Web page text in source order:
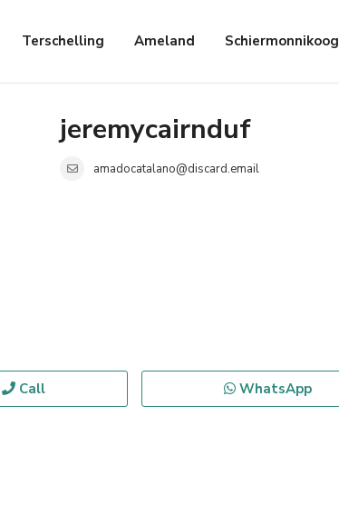
Terschelling Ameland Schiermonnikoog
jeremycairnduf
amadocatalano@discard.email
Call WhatsApp